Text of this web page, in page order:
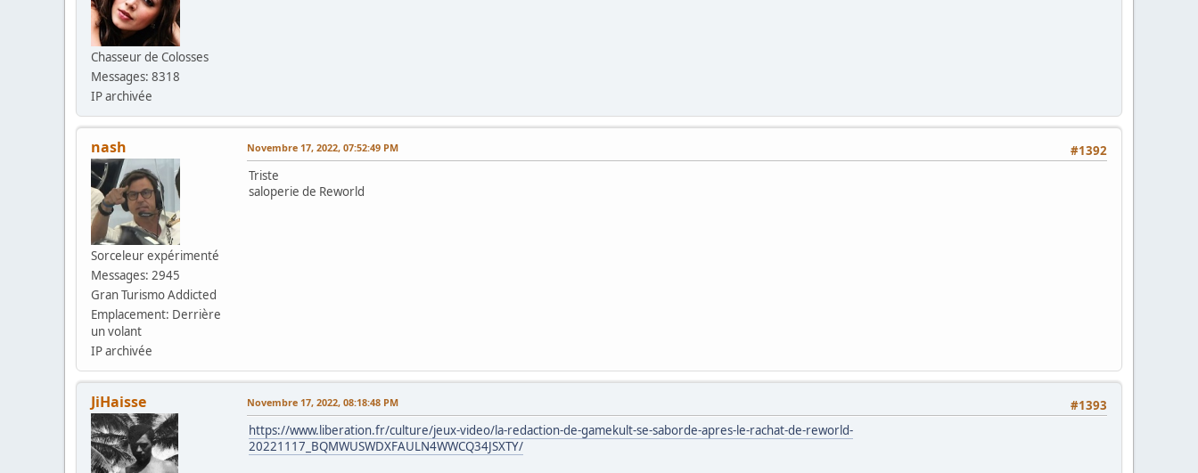
Chasseur de Colosses
Messages: 8318
IP archivée
nash
Sorceleur expérimenté
Messages: 2945
Gran Turismo Addicted
Emplacement: Derrière
un volant
IP archivée
#1392
Novembre 17, 2022, 07:52:49 PM
Triste
saloperie de Reworld
JiHaisse #1393
Novembre 17, 2022, 08:18:48 PM
https://www.liberation.fr/culture/jeux-video/la-redaction-de-gamekult-se-saborde-apres-le-rachat-de-reworld-
20221117_BQMWUSWDXFAULN4WWCQ34JSXTY/